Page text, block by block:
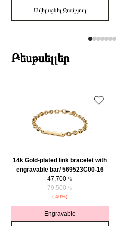
Ավելացնել Զամբյուղ
Բեսթսելլեր
14k Gold-plated link bracelet with
engravable bar/ 569523C00-16
47,700 ֏
79,500 ֏
(-40%)
Engravable